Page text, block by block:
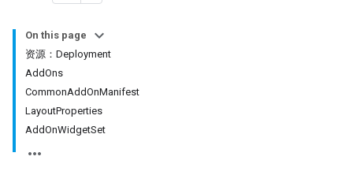
On this page
资源：Deployment
AddOns
CommonAddOnManifest
LayoutProperties
AddOnWidgetSet